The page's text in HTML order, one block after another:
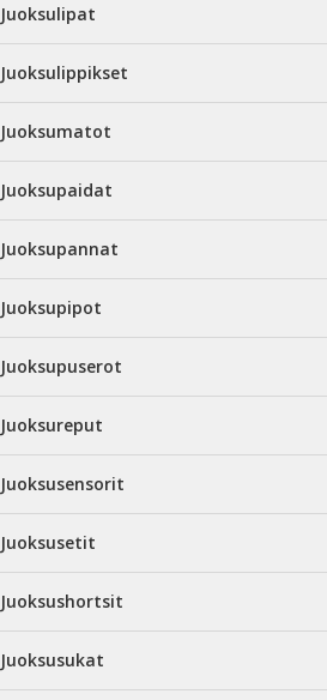
Juoksulipat
Juoksulippikset
Juoksumatot
Juoksupaidat
Juoksupannat
Juoksupipot
Juoksupuserot
Juoksureput
Juoksusensorit
Juoksusetit
Juoksushortsit
Juoksusukat